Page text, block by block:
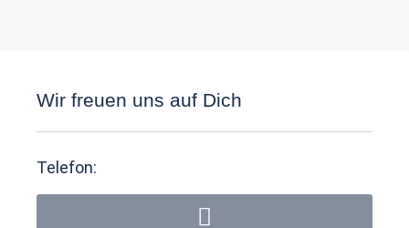
Wir freuen uns auf Dich
Telefon: